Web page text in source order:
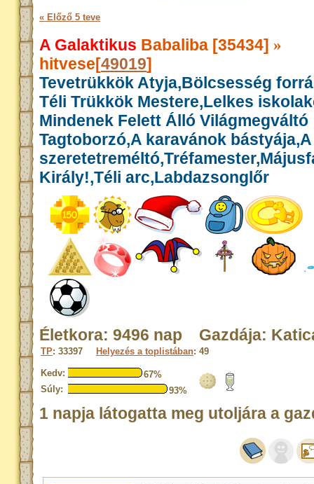
« Előző 5 teve
A Galaktikus Babaliba [35434] »
hitvese[49019]
Tevetrükkök Atyja,Bölcsesség
Téli Trükkök Mestere,Lelkes
Mindenek Felett Álló Világmegváltó
Tagtoborzó,A karavánok bástyája,A
Király!,Téli arc,Labdazsonglőr
Életkora: 9496 nap Gazdája:
TP: 33397 Helyezés a toplistában: 49
Kedv:
67%
Súly:
93%
1 napja látogatta meg utoljára a